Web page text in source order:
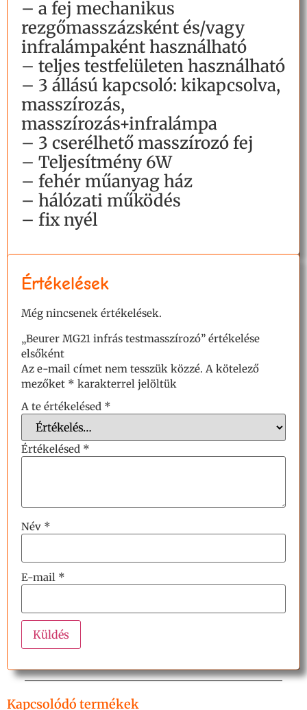
– a fej mechanikus
rezgőmasszázsként és/vagy
infralámpaként használható
– teljes testfelületen használható
– 3 állású kapcsoló: kikapcsolva,
masszírozás,
masszírozás+infralámpa
– 3 cserélhető masszírozó fej
– Teljesítmény 6W
– fehér műanyag ház
– hálózati működés
– fix nyél
Értékelések
Még nincsenek értékelések.
„Beurer MG21 infrás testmasszírozó” értékelése
elsőként
Az e-mail címet nem tesszük közzé. A kötelező
mezőket * karakterrel jelöltük
A te értékelésed *
Értékelésed *
Név *
E-mail *
Kapcsolódó termékek